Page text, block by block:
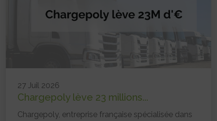
27 Juil 2026
Chargepoly lève 23 millions...
Chargepoly, entreprise française spécialisée dans